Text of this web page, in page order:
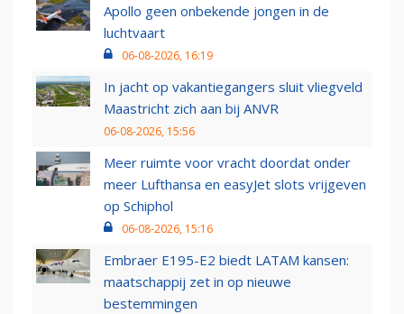
Apollo geen onbekende jongen in de
luchtvaart
06-08-2026, 16:19
In jacht op vakantiegangers sluit vliegveld
Maastricht zich aan bij ANVR
06-08-2026, 15:56
Meer ruimte voor vracht doordat onder
meer Lufthansa en easyJet slots vrijgeven
op Schiphol
06-08-2026, 15:16
Embraer E195-E2 biedt LATAM kansen:
maatschappij zet in op nieuwe
bestemmingen